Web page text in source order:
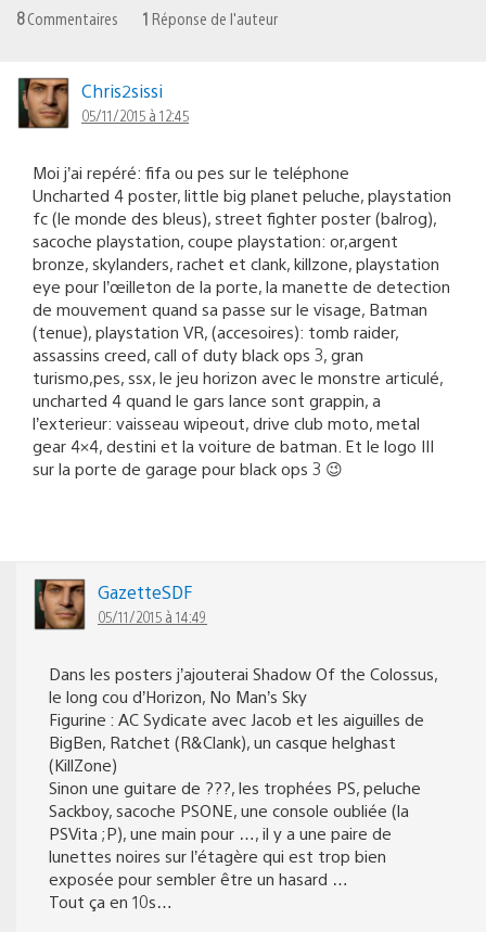
8Commentaires 1 Réponse de l'auteur
Chris2sissi
05/11/2015 à 12:45
Moi j’ai repéré: fifa ou pes sur le teléphone
Uncharted 4 poster, little big planet peluche, playstation
fc (le monde des bleus), street fighter poster (balrog),
sacoche playstation, coupe playstation: or,argent
bronze, skylanders, rachet et clank, killzone, playstation
eye pour l’œilleton de la porte, la manette de detection
de mouvement quand sa passe sur le visage, Batman
(tenue), playstation VR, (accesoires): tomb raider,
assassins creed, call of duty black ops 3, gran
turismo,pes, ssx, le jeu horizon avec le monstre articulé,
uncharted 4 quand le gars lance sont grappin, a
l’exterieur: vaisseau wipeout, drive club moto, metal
gear 4×4, destini et la voiture de batman. Et le logo III
sur la porte de garage pour black ops 3 😉
GazetteSDF
05/11/2015 à 14:49
Dans les posters j’ajouterai Shadow Of the Colossus,
le long cou d’Horizon, No Man’s Sky
Figurine : AC Sydicate avec Jacob et les aiguilles de
BigBen, Ratchet (R&Clank), un casque helghast
(KillZone)
Sinon une guitare de ???, les trophées PS, peluche
Sackboy, sacoche PSONE, une console oubliée (la
PSVita ;P), une main pour …, il y a une paire de
lunettes noires sur l’étagère qui est trop bien
exposée pour sembler être un hasard …
Tout ça en 10s…